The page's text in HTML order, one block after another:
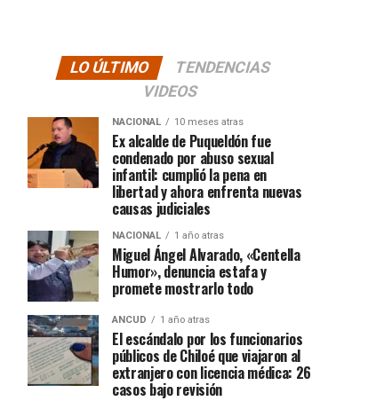
LO ÚLTIMO
TENDENCIAS
VIDEOS
NACIONAL 10 meses atras
Ex alcalde de Puqueldón fue
condenado por abuso sexual
infantil: cumplió la pena en
libertad y ahora enfrenta nuevas
causas judiciales
NACIONAL 1 año atras
Miguel Ángel Alvarado, «Centella
Humor», denuncia estafa y
promete mostrarlo todo
ANCUD 1 año atras
El escándalo por los funcionarios
públicos de Chiloé que viajaron al
extranjero con licencia médica: 26
casos bajo revisión